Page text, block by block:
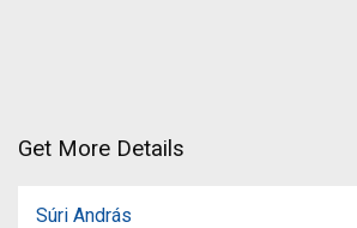
Get More Details
Súri András